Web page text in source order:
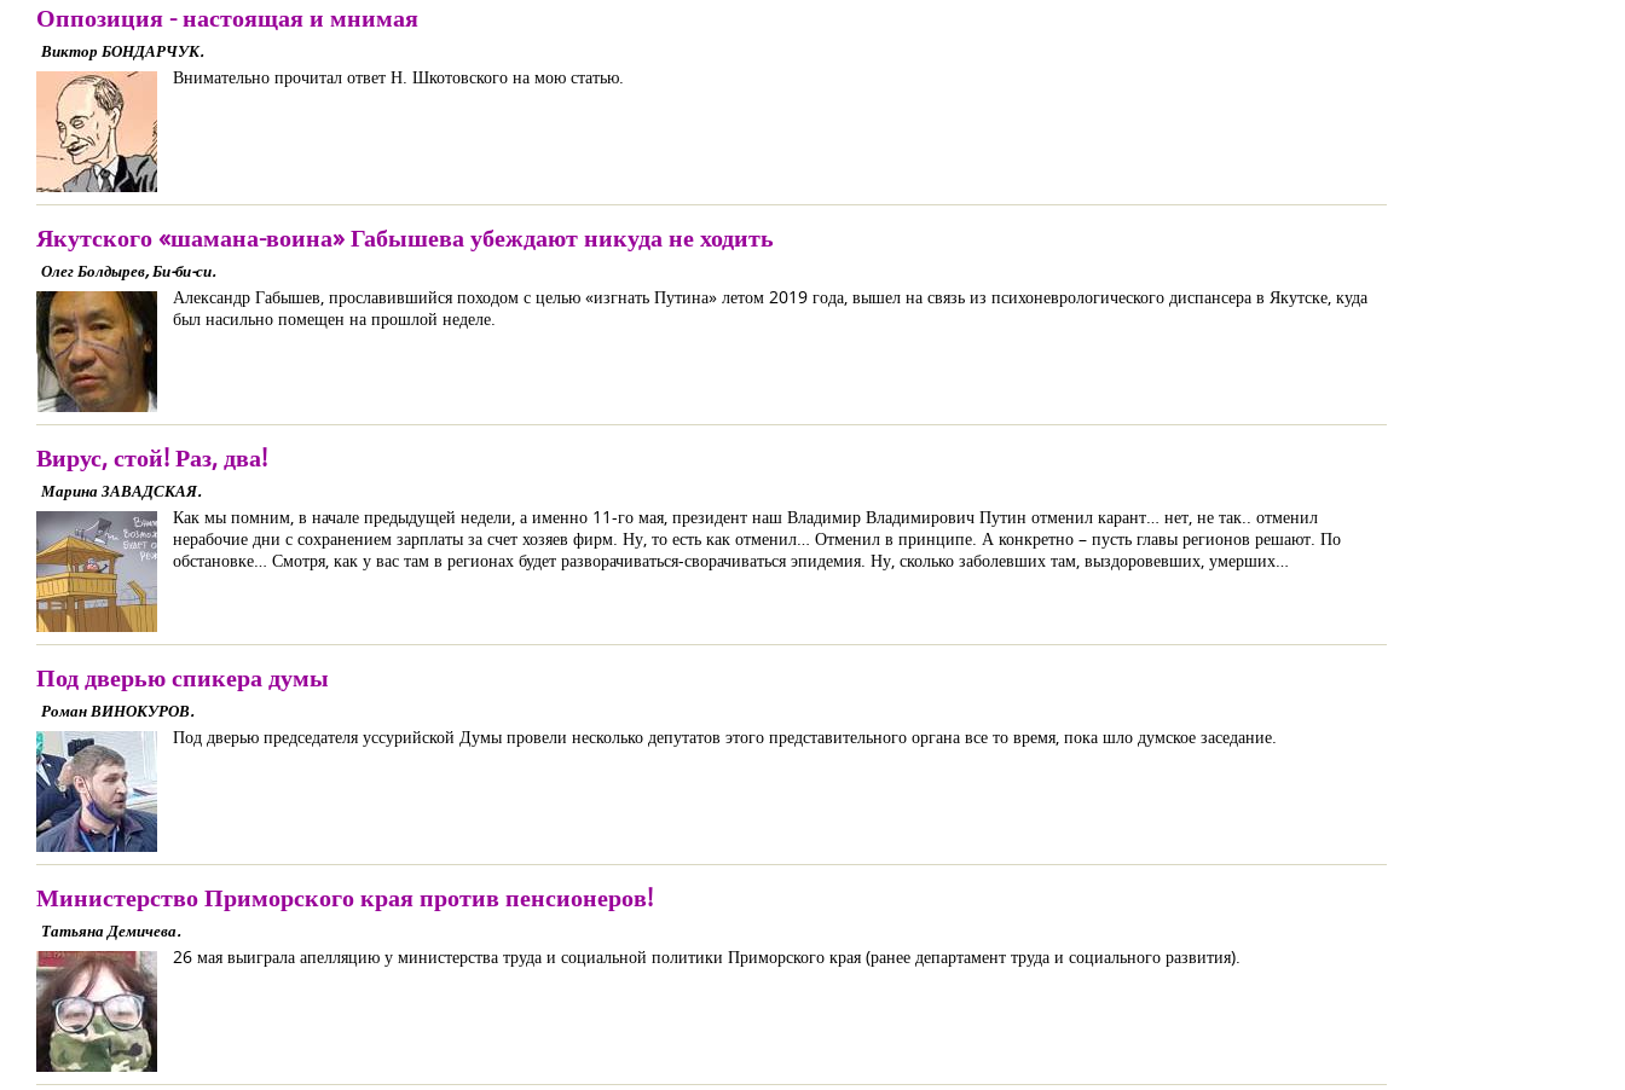
Оппозиция - настоящая и мнимая
Виктор БОНДАРЧУК.
Внимательно прочитал ответ Н. Шкотовского на мою статью.
Якутского «шамана-воина» Габышева убеждают никуда не ходить
Олег Болдырев, Би-би-си.
Александр Габышев, прославившийся походом с целью «изгнать Путина» летом 2019 года, вышел на связь из психоневрологического диспансера в Якутске, куда
был насильно помещен на прошлой неделе.
Вирус, стой! Раз, два!
Марина ЗАВАДСКАЯ.
Как мы помним, в начале предыдущей недели, а именно 11-го мая, президент наш Владимир Владимирович Путин отменил карант… нет, не так.. отменил
нерабочие дни с сохранением зарплаты за счет хозяев фирм. Ну, то есть как отменил… Отменил в принципе. А конкретно – пусть главы регионов решают. По
обстановке… Смотря, как у вас там в регионах будет разворачиваться-сворачиваться эпидемия. Ну, сколько заболевших там, выздоровевших, умерших…
Под дверью спикера думы
Роман ВИНОКУРОВ.
Под дверью председателя уссурийской Думы провели несколько депутатов этого представительного органа все то время, пока шло думское заседание.
Министерство Приморского края против пенсионеров!
Татьяна Демичева.
26 мая выиграла апелляцию у министерства труда и социальной политики Приморского края (ранее департамент труда и социального развития).